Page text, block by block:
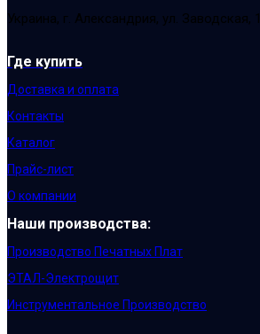
Украина, г. Александрия, ул. Заводская, 1
Где купить
Доставка и оплата
Контакты
Каталог
Прайс-лист
О компании
Наши производства:
Производство Печатных Плат
ЭТАЛ-Электрощит
Инструментальное Производство